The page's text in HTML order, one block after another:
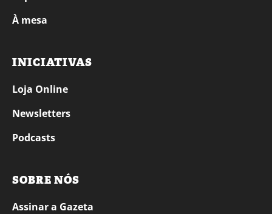
À mesa
INICIATIVAS
Loja Online
Newsletters
Podcasts
SOBRE NÓS
Assinar a Gazeta